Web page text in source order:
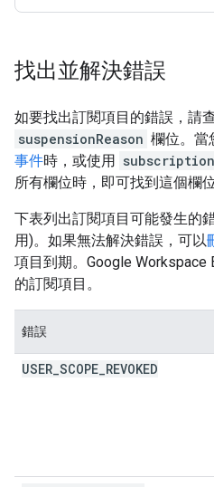
找出並解決錯誤
如要找出訂閱項目的錯誤，請
suspensionReason 欄位。當
事件時，或使用
所有欄位時，即可找到這個欄位
下表列出訂閱項目可能發生的
用)。如果無法解決錯誤，可以
項目到期。Google Workspace
的訂閱項目。
錯誤
USER_SCOPE_REVOKED